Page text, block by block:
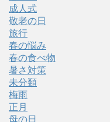
成人式
敬老の日
旅行
春の悩み
春の食べ物
暑さ対策
未分類
梅雨
正月
母の日